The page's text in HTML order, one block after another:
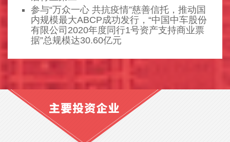
参与“万众一心 共抗疫情”慈善信托，推动国
内规模最大ABCP成功发行，“中国中车股份
有限公司2020年度同行1号资产支持商业票
据”总规模达30.60亿元